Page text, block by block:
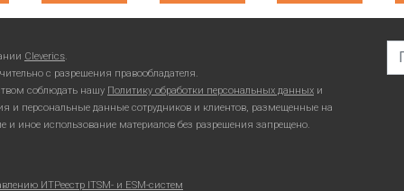
Cleverics.
с разрешения правообладателя.
соблюдать нашу Политику обработки персональных данных и
и персональные данные сотрудников и клиентов, размещенные на
иное использование материалов без разрешения запрещено.
ИТРеестр ITSM- и ESM-систем